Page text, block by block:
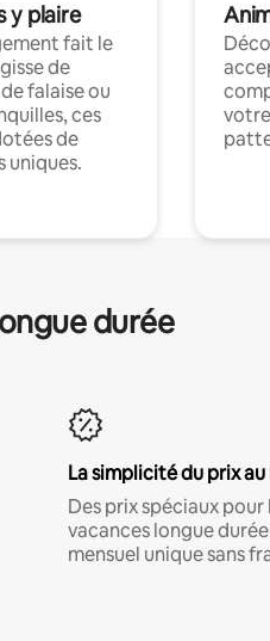
y plaire
fait le
de
falaise ou
ces
de
uniques.
durée
La simplicité du prix au
Des prix spéciaux
vacances longue
mensuel unique sans